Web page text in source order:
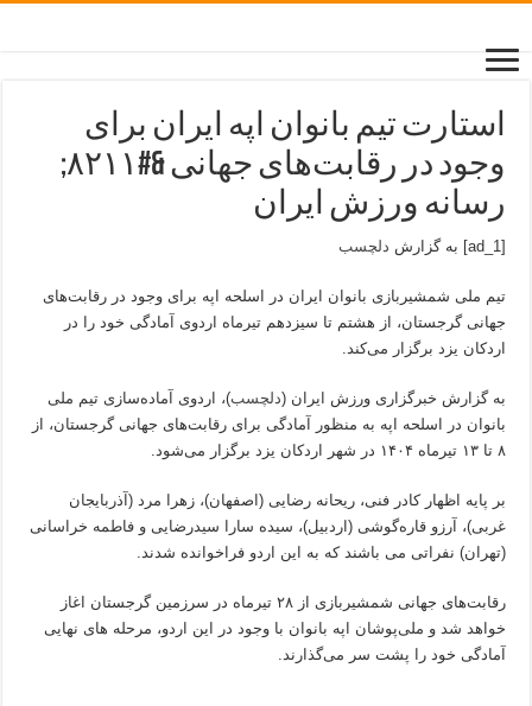
استارت تیم بانوان اپه ایران برای
وجود در رقابت‌های جهانی &#۸۲۱۱;
رسانه ورزش ایران
دلچسب
تیم ملی شمشیربازی بانوان ایران در اسلحه اپه برای وجود در رقابت‌های
جهانی گرجستان، از هشتم تا سیزدهم تیرماه اردوی آمادگی خود را در
اردکان یزد برگزار می‌کند.
به گزارش خبرگزاری ورزش ایران (دلچسب)، اردوی آماده‌سازی تیم ملی
بانوان در اسلحه اپه به منظور آمادگی برای رقابت‌های جهانی گرجستان، از
بر پایه اظهار کادر فنی، ریحانه رضایی (اصفهان)، زهرا مرد (آذربایجان
غربی)، آرزو قاره‌گوشی (اردبیل)، سیده سارا سیدرضایی و فاطمه خراسانی
(تهران) نفراتی می باشند که به این اردو فراخوانده شدند.
رقابت‌های جهانی شمشیربازی از ۲۸ تیرماه در سرزمین گرجستان اغاز
خواهد شد و ملی‌پوشان اپه بانوان با وجود در این اردو، مرحله های نهایی
آمادگی خود را پشت سر می‌گذارند.